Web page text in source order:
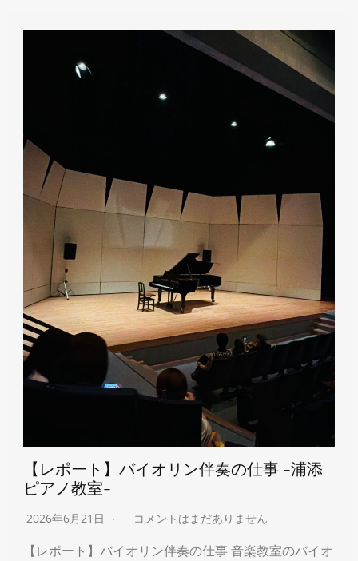
【レポート】バイオリン伴奏の仕事 -浦添
ピアノ教室-
2026年6月21日 コメントはまだありません
【レポート】バイオリン伴奏の仕事 音楽教室のバイオ